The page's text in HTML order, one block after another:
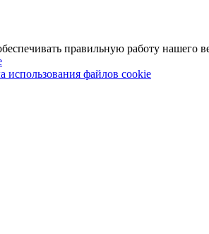
правильную работу нашего
использования файлов cookie